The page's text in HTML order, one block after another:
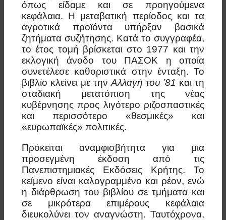
όπως είδαμε και σε προηγούμενα
κεφάλαια. Η μεταβατική περίοδος και τα
αγροτικά προϊόντα υπήρξαν βασικά
ζητήματα συζήτησης. Κατά το συγγραφέα,
το έτος τομή βρίσκεται στο 1977 και την
εκλογική άνοδο του ΠΑΣΟΚ η οποία
συνετέλεσε καθοριστικά στην ένταξη. Το
βιβλίο κλείνει με τηνΑλλαγή του ’81 και τη
σταδιακή μετατόπιση της νέας
κυβέρνησης προς λιγότερο ριζοσπαστικές
και περισσότερο «θεσμικές» και
«ευρωπαϊκές» πολιτικές.
Πρόκειται αναμφισβήτητα για μια
προσεγμένη έκδοση από τις
Πανεπιστημιακές Εκδόσεις Κρήτης. Το
κείμενο είναι καλογραμμένο και ρέον, ενώ
η διάρθρωση του βιβλίου σε τμήματα και
σε μικρότερα επιμέρους κεφάλαια
διευκολύνει τον αναγνώστη. Ταυτόχρονα,